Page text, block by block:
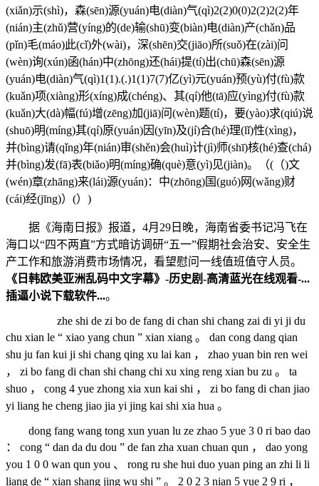
(xiǎn)示(shì)，森(sēn)源(yuán)电(diàn)气(qì)2(2)0(0)2(2)2(2)年
(nián)主(zhǔ)营(yíng)的(de)输(shū)变(biàn)电(diàn)产(chǎn)品
(pǐn)毛(máo)此(cǐ)外(wài)，深(shēn)交(jiāo)所(suǒ)在(zài)问
(wèn)询(xún)函(hán)中(zhōng)还(hái)提(tí)出(chū)森(sēn)源
(yuán)电(diàn)气(qì)1(1).(.)1(1)7(7)亿(yì)元(yuán)预(yù)付(fù)款
(kuǎn)项(xiàng)形(xíng)成(chéng)、其(qí)他(tā)应(yìng)付(fù)款
(kuǎn)大(dà)幅(fú)增(zēng)加(jiā)问(wèn)题(tí)，要(yào)求(qiú)说
(shuō)明(míng)其(qí)原(yuán)因(yīn)及(jí)合(hé)理(lǐ)性(xìng)，
并(bìng)请(qǐng)年(nián)审(shěn)会(huì)计(jì)师(shī)核(hé)查(chá)
并(bìng)发(fā)表(biǎo)明(míng)确(què)意(yì)见(jiàn)。（(（)文
(wén)章(zhāng)来(lái)源(yuán)：中(zhōng)国(guó)网(wǎng)财
(cái)经(jīng)）(）)
据《海南日报》报道，4月29日晚，海南省委书记冯飞在
海口以“四不两直”方式暗访调研“五一”假期社会治安、安全生
产工作和旅游消费市场情况，看望慰问一线值班值守人员。
《日韩欧美亚洲乱码中文字幕》-历史剧-高清蓝光在线观看-...
插逼小说下载软件...。
zhe shi de zi bo de fang di chan shi chang zai di yi ji du
chu xian le “ xiao yang chun ” xian xiang 。 dan cong dang qian
shu ju fan kui ji shi chang qing xu lai kan ， zhao yuan bin ren wei
， zi bo fang di chan shi chang chi xu xing reng xian bu zu 。 ta
shuo ， cong 4 yue zhong xia xun kai shi ， zi bo fang di chan jiao
yi liang he cheng jiao jia yi jing kai shi xia hua 。
dong fang wang tong xun yuan lu ze zhao 5 yue 3 0 ri bao dao
： cong “ dan da du dou ” de fan zha xuan chuan qun ， dao yong
you 1 0 0 wan qun you 、 rong ru she hui duo yuan ping an zhi li li
liang de “ xian shang jing wu shi ” 。 2 0 2 3 nian 5 yue 2 9 ri ，